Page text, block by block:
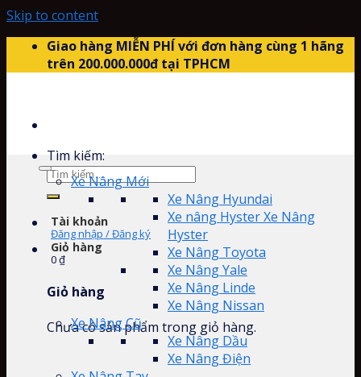
Skip to content
Giao hàng MIỄN PHÍ với đơn hàng cùng 1 hãng
trên 200.000.000đ tại TPHCM
Tìm kiếm:
Tài khoản
Đăng nhập / Đăng ký
Giỏ hàng
0₫
Giỏ hàng
Chưa có sản phẩm trong giỏ hàng.
Xe Nâng Mới
Xe Nâng Hyundai
Xe nâng Hyster Xe Nâng
Hyster
Xe Nâng Toyota
Xe Nâng Yale
Xe Nâng Linde
Xe Nâng Nissan
Xe Nâng Cũ
Xe Nâng Dầu
Xe Nâng Điện